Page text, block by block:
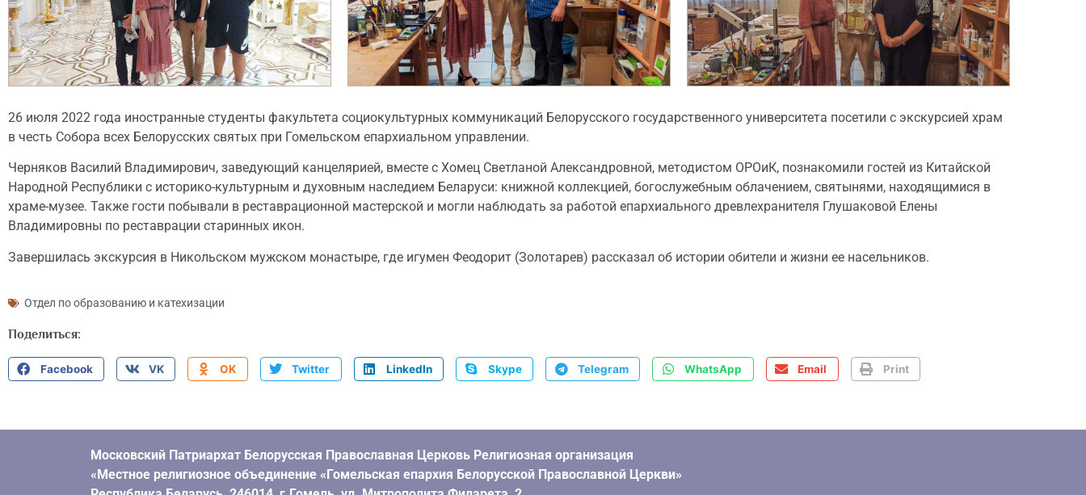
26 июля 2022 года иностранные студенты факультета социокультурных коммуникаций Белорусского государственного университета посетили с экскурсией храм
в честь Собора всех Белорусских святых при Гомельском епархиальном управлении.
Черняков Василий Владимирович, заведующий канцелярией, вместе с Хомец Светланой Александровной, методистом ОРОиК, познакомили гостей из Китайской
Народной Республики с историко-культурным и духовным наследием Беларуси: книжной коллекцией, богослужебным облачением, святынями, находящимися в
храме-музее. Также гости побывали в реставрационной мастерской и могли наблюдать за работой епархиального древлехранителя Глушаковой Елены
Владимировны по реставрации старинных икон.
Завершилась экскурсия в Никольском мужском монастыре, где игумен Феодорит (Золотарев) рассказал об истории обители и жизни ее насельников.
Отдел по образованию и катехизации
Поделиться:
Facebook VK OK Twitter LinkedIn Skype Telegram WhatsApp Email Print
Московский Патриархат Белорусская Православная Церковь Религиозная организация
«Местное религиозное объединение «Гомельская епархия Белорусской Православной Церкви»